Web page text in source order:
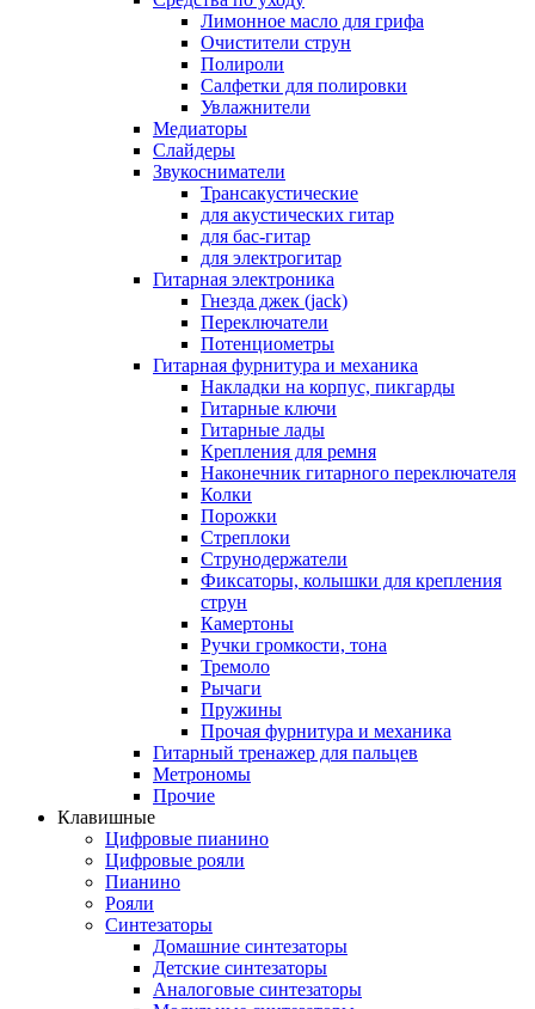
Лимонное масло для грифа
Очистители струн
Полироли
Салфетки для полировки
Увлажнители
Медиаторы
Слайдеры
Звукосниматели
Трансакустические
для акустических гитар
для бас-гитар
для электрогитар
Гитарная электроника
Гнезда джек (jack)
Переключатели
Потенциометры
Гитарная фурнитура и механика
Накладки на корпус, пикгарды
Гитарные ключи
Гитарные лады
Крепления для ремня
Наконечник гитарного переключателя
Колки
Порожки
Стреплоки
Струнодержатели
Фиксаторы, колышки для крепления
струн
Камертоны
Ручки громкости, тона
Тремоло
Рычаги
Пружины
Прочая фурнитура и механика
Гитарный тренажер для пальцев
Метрономы
Прочие
Клавишные
Цифровые пианино
Цифровые рояли
Пианино
Рояли
Синтезаторы
Домашние синтезаторы
Детские синтезаторы
Аналоговые синтезаторы